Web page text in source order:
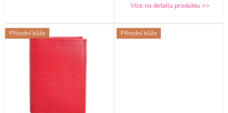
Více na detailu produktu >>
Přírodní kůže Přírodní kůže